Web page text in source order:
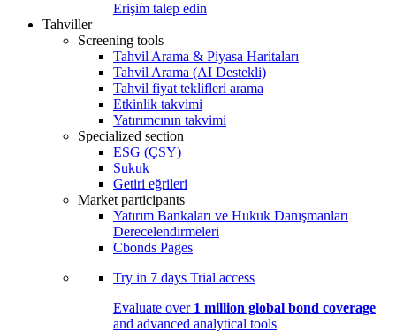
Erişim talep edin
Tahviller
Screening tools
Tahvil Arama & Piyasa Haritaları
Tahvil Arama (AI Destekli)
Tahvil fiyat teklifleri arama
Etkinlik takvimi
Yatırımcının takvimi
Specialized section
ESG (ÇSY)
Sukuk
Getiri eğrileri
Market participants
Yatırım Bankaları ve Hukuk Danışmanları
Derecelendirmeleri
Cbonds Pages
Try in 7 days Trial access
Evaluate over 1 million global bond coverage
and advanced analytical tools